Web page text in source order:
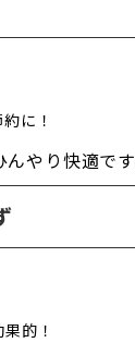
に！
やり快適です
的！